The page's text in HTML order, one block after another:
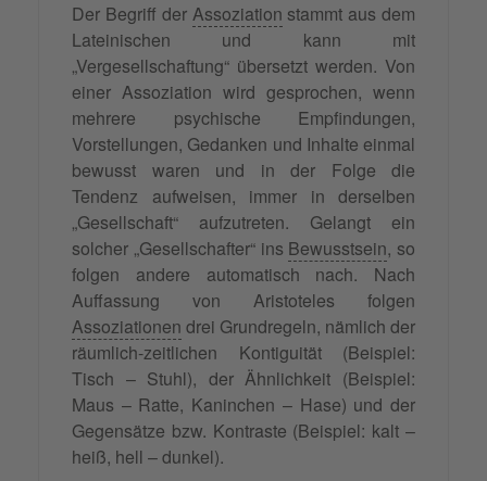
Der Begriff der Assoziation stammt aus dem
Lateinischen und kann mit
„Vergesellschaftung“ übersetzt werden. Von
einer Assoziation wird gesprochen, wenn
mehrere psychische Empfindungen,
Vorstellungen, Gedanken und Inhalte einmal
bewusst waren und in der Folge die
Tendenz aufweisen, immer in derselben
„Gesellschaft“ aufzutreten. Gelangt ein
solcher „Gesellschafter“ ins Bewusstsein, so
folgen andere automatisch nach. Nach
Auffassung von Aristoteles folgen
Assoziationen drei Grundregeln, nämlich der
räumlich-zeitlichen Kontiguität (Beispiel:
Tisch – Stuhl), der Ähnlichkeit (Beispiel:
Maus – Ratte, Kaninchen – Hase) und der
Gegensätze bzw. Kontraste (Beispiel: kalt –
heiß, hell – dunkel).